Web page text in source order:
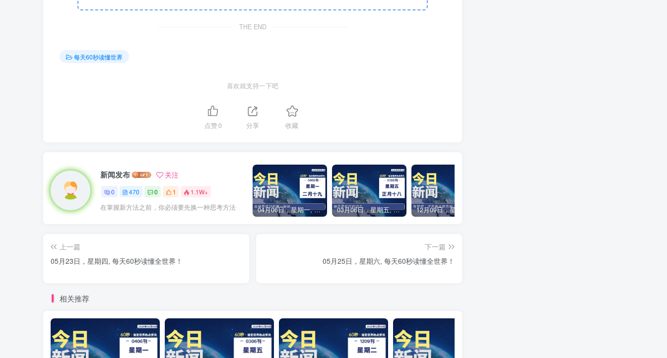
THE END
每天60秒读懂世界
喜欢就支持一下吧
点赞0 分享 收藏
新闻发布 关注
0 470 0 1 1.1W+
在掌握新方法之前，你必须要先换一种思考方法 04月06日，星期一, 每天60秒读懂全世界！ 03月06日，星期五, 每天60秒读懂全世界！
上一篇
05月23日，星期四, 每天60秒读懂全世界！
下一篇
05月25日，星期六, 每天60秒读懂全世界！
相关推荐